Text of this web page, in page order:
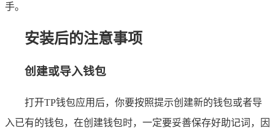
手。
安装后的注意事项
创建或导入钱包
打开TP钱包应用后，你要按照提示创建新的钱包或者导
入已有的钱包，在创建钱包时，一定要妥善保存好助记词，因